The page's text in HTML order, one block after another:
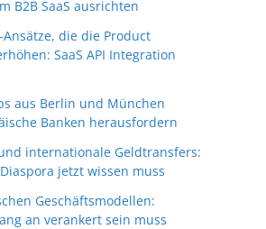
B2B SaaS ausrichten
die die Product
SaaS API Integration
aus Berlin und München
Banken herausfordern
internationale Geldtransfers:
jetzt wissen muss
Geschäftsmodellen:
an verankert sein muss